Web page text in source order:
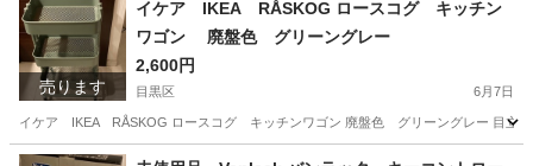
売ります
イケア IKEA RÅSKOG ロースコグ キッチン
ワゴン 廃盤色 グリーングレー
2,600円
目黒区 6月7日
イケア IKEA RÅSKOG ロースコグ キッチンワゴン 廃盤色 グリーングレー 目立つ
東京 目黒区 収納家具